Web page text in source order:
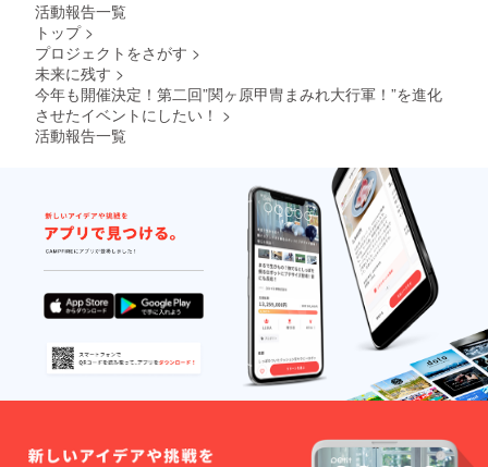
活動報告一覧
トップ >
プロジェクトをさがす >
未来に残す >
今年も開催決定！第二回”関ヶ原甲冑まみれ大行軍！”を進化
させたイベントにしたい！ >
活動報告一覧